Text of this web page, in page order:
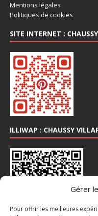
Gérer
Pour offrir les meilleures
Mentions légales
Politiques de cookies
SITE INTERNET :
ILLIWAP : CHAUSSY